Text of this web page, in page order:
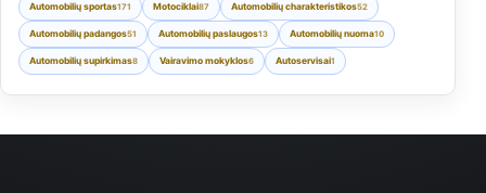
Automobilių sportas171 Motociklai87 Automobilių charakteristikos52
Automobilių padangos51 Automobilių paslaugos13 Automobilių nuoma10
Automobilių supirkimas8 Vairavimo mokyklos6 Autoservisai1